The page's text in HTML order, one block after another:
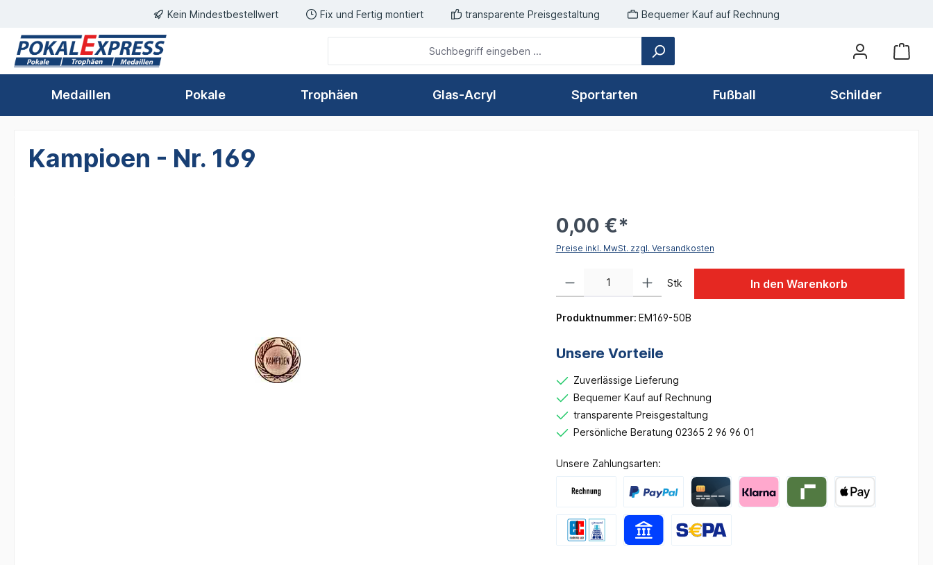
Zur Hauptnavigation springenKein Mindestbestellwert Fix und Fertig montiert transparente Preisgestaltung Bequemer Kauf auf Rechnung
Medaillen Pokale Trophäen Glas-Acryl Sportarten Fußball Schilder
Kampioen - Nr. 169
0,00 €*
Preise inkl. MwSt. zzgl. Versandkosten
Stk In den Warenkorb
Produktnummer: EM169-50B
Unsere Vorteile
Zuverlässige Lieferung
Bequemer Kauf auf Rechnung
transparente Preisgestaltung
Persönliche Beratung 02365 2 96 96 01
Unsere Zahlungsarten: